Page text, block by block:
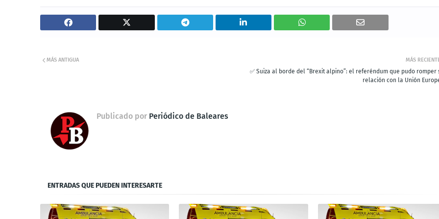
MÁS
✅ Suiza al borde del “Brexit alpino”: el referéndum que pudo romper
relación con la Unión
MÁS ANTIGUA
Publicado por Periódico de Baleares
ENTRADAS QUE PUEDEN INTERESARTE